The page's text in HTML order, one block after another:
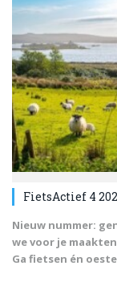
FietsActief 4
Nieuw nummer:
we voor je
Ga fietsen én